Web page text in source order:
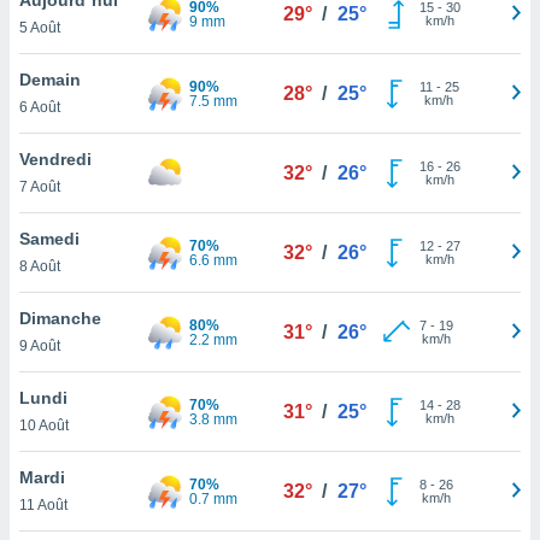
et
»,
au
vous
qu'ils
ou
le
ainsi
un
la
du
5 Août
90%
9 mm
29° / 25° 15- 30
km/h
Demain
6 Août
90%
7.5 mm
28° / 25° 11 - 25
km/h
Vendredi
7 Août
32° / 26° 16- 26
km/h
Samedi
8 Août
70%
6.6 mm
32° / 26° 12- 27
km/h
Dimanche
9 Août
80%
2.2 mm
31° / 26° 7- 19
km/h
Lundi
10 Août
70%
3.8 mm
31° / 25° 14- 28
km/h
Mardi
11 Août
70%
0.7 mm
32° / 27° 8- 26
km/h